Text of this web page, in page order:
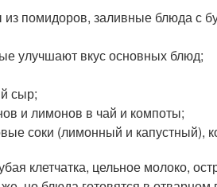
из помидоров, заливные блюда с
улучшают вкус основных блюд;
сыр;
и лимонов в чай и компоты;
соки (лимонный и капустный),
клетчатка, цельное молоко,